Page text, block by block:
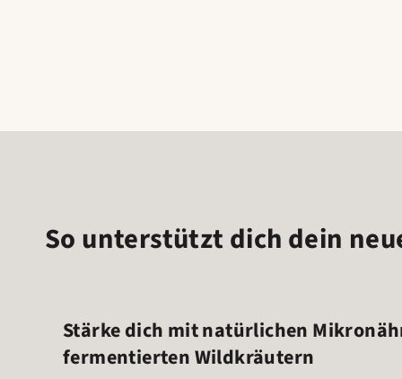
So unterstützt dich dein
Stärke dich mit natürlichen
fermentierten Wildkräutern